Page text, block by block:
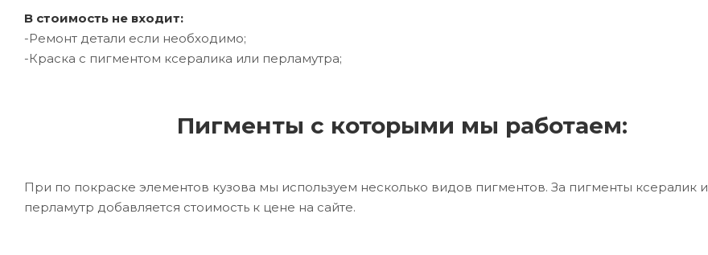
В стоимость не входит:
-Ремонт детали если необходимо;
-Краска с пигментом ксералика или перламутра;
Пигменты с которыми мы работаем:
При по покраске элементов кузова мы используем несколько видов пигментов. За пигменты ксералик и
перламутр добавляется стоимость к цене на сайте.